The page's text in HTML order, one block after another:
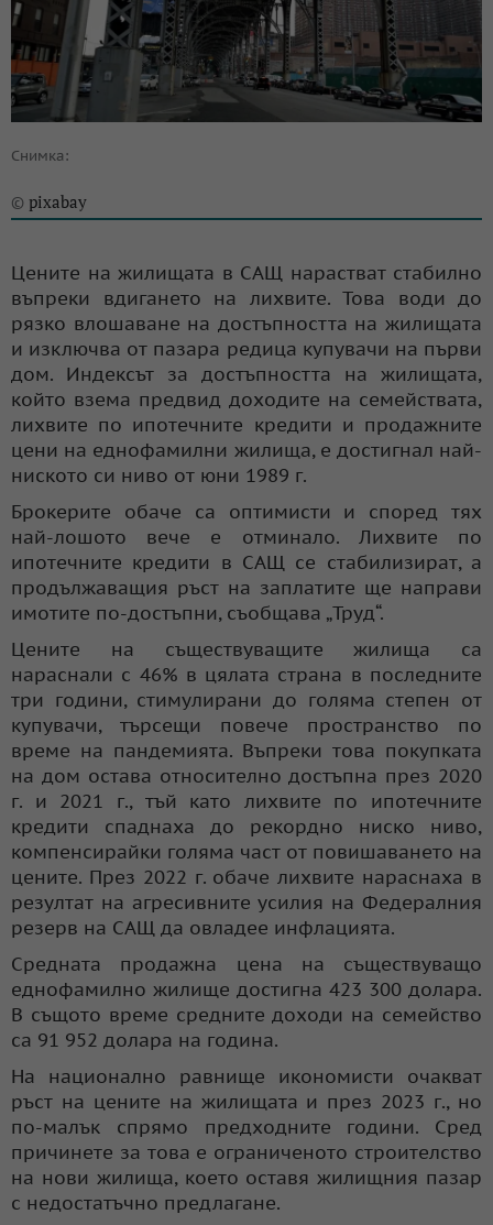
Снимка:
© pixabay
Цените на жилищата в САЩ нарастват стабилно
въпреки вдигането на лихвите. Това води до
рязко влошаване на достъпността на жилищата
и изключва от пазара редица купувачи на първи
дом. Индексът за достъпността на жилищата,
който взема предвид доходите на семействата,
лихвите по ипотечните кредити и продажните
цени на еднофамилни жилища, е достигнал най-
ниското си ниво от юни 1989 г.
Брокерите обаче са оптимисти и според тях
най-лошото вече е отминало. Лихвите по
ипотечните кредити в САЩ се стабилизират, а
продължаващия ръст на заплатите ще направи
имотите по-достъпни, съобщава „Труд“.
Цените на съществуващите жилища са
нараснали с 46% в цялата страна в последните
три години, стимулирани до голяма степен от
купувачи, търсещи повече пространство по
време на пандемията. Въпреки това покупката
на дом остава относително достъпна през 2020
г. и 2021 г., тъй като лихвите по ипотечните
кредити спаднаха до рекордно ниско ниво,
компенсирайки голяма част от повишаването на
цените. През 2022 г. обаче лихвите нараснаха в
резултат на агресивните усилия на Федералния
резерв на САЩ да овладее инфлацията.
Средната продажна цена на съществуващо
еднофамилно жилище достигна 423 300 долара.
В същото време средните доходи на семейство
са 91 952 долара на година.
На национално равнище икономисти очакват
ръст на цените на жилищата и през 2023 г., но
по-малък спрямо предходните години. Сред
причинете за това е ограниченото строителство
на нови жилища, което оставя жилищния пазар
с недостатъчно предлагане.